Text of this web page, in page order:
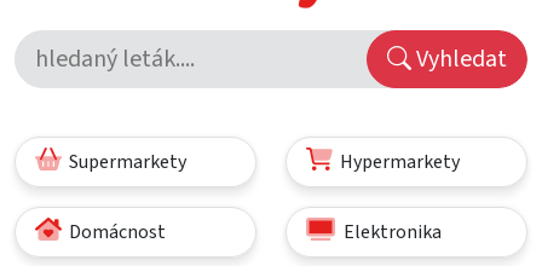
Vyhledat
Supermarkety Hypermarkety
Domácnost Elektronika